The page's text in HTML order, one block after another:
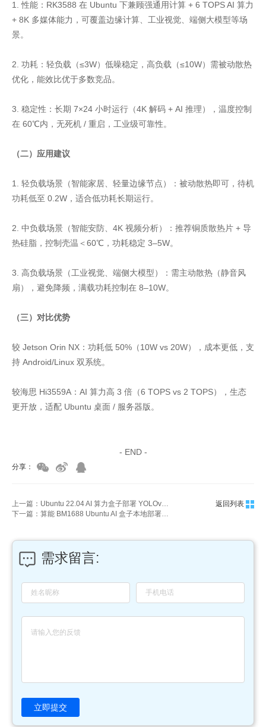
1. 性能：RK3588 在 Ubuntu 下兼顾强通用计算 + 6 TOPS AI 算力
+ 8K 多媒体能力，可覆盖边缘计算、工业视觉、端侧大模型等场
景。
2. 功耗：轻负载（≤3W）低噪稳定，高负载（≤10W）需被动散热
优化，能效比优于多数竞品。
3. 稳定性：长期 7×24 小时运行（4K 解码 + AI 推理），温度控制
在 60℃内，无死机 / 重启，工业级可靠性。
（二）应用建议
1. 轻负载场景（智能家居、轻量边缘节点）：被动散热即可，待机
功耗低至 0.2W，适合低功耗长期运行。
2. 中负载场景（智能安防、4K 视频分析）：推荐铜质散热片 + 导
热硅脂，控制壳温＜60℃，功耗稳定 3–5W。
3. 高负载场景（工业视觉、端侧大模型）：需主动散热（静音风
扇），避免降频，满载功耗控制在 8–10W。
（三）对比优势
较 Jetson Orin NX：功耗低 50%（10W vs 20W），成本更低，支
持 Android/Linux 双系统。
较海思 Hi3559A：AI 算力高 3 倍（6 TOPS vs 2 TOPS），生态
更开放，适配 Ubuntu 桌面 / 服务器版。
- END -
分享：
返回列表
需求留言:
立即提交